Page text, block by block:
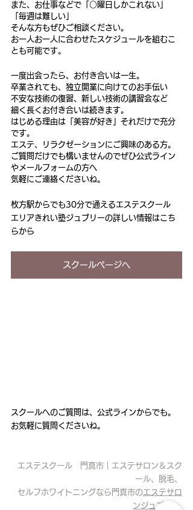
また、お仕事などで「○曜日しかこれない」
「毎週は難しい」
そんな方もぜひご相談ください。
お一人お一人に合わせたスケジュールを組むこ
とも可能です。
一度出会ったら、お付き合いは一生。
卒業されても、独立開業に向けてのお手伝い
不安な技術の復習、新しい技術の講習会など
細く長くお付き合いは続きます。
はじめる理由は「美容が好き」それだけで充分
です。
エステ、リラクゼーションにご興味のある方。
ご質問だけでも構いませんのでぜひ公式ライン
やメールフォームの方へ
気軽にご連絡くださいね。
枚方駅からでも30分で通えるエステスクール
エリアきれい塾ジュブリーの詳しい情報はこち
らから
スクールページへ
スクールへのご質問は、公式ラインからでも。
お気軽に質問くださいね。
エステスクール　門真市｜エステサロン＆スク
ール、脱毛、
セルフホワイトニングなら門真市のエステサロ
ンジュブリー